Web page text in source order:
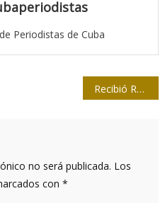
Periodistas de Cuba
Recibió Raúl a dirigente partidista chino
no será publicada. Los
con *